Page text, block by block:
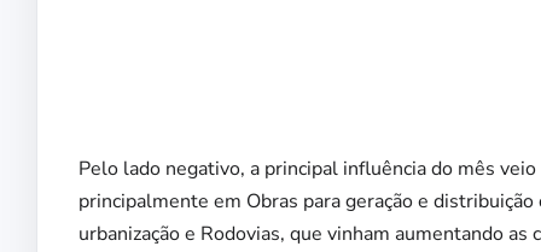
Pelo lado negativo, a principal influência do mês
principalmente em Obras para geração e
urbanização e Rodovias, que vinham aumentando